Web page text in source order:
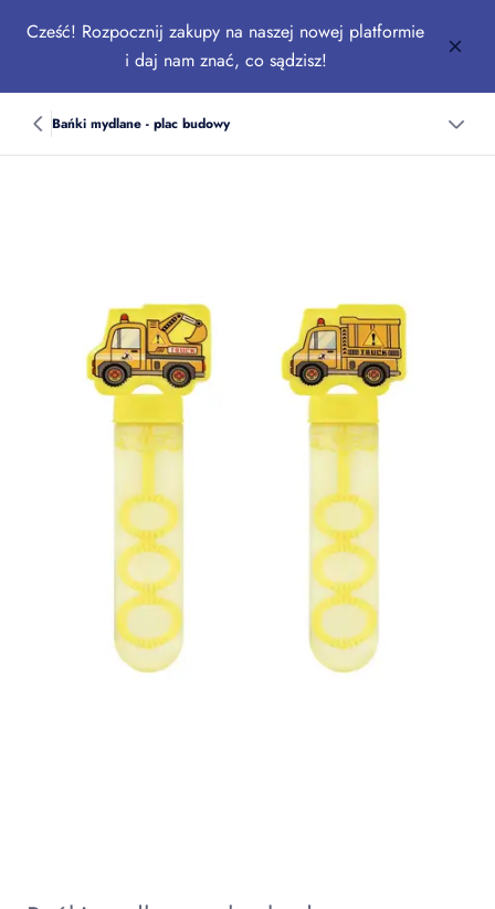
Cześć! Rozpocznij zakupy na naszej nowej platformie
i daj nam znać, co sądzisz!
Bańki mydlane - plac budowy